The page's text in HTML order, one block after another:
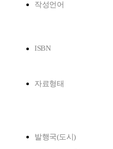
작성언어
ISBN
자료형태
발행국(도시)